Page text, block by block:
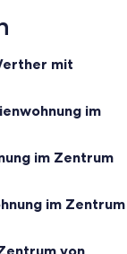
mit
im
im Zentrum
im Zentrum